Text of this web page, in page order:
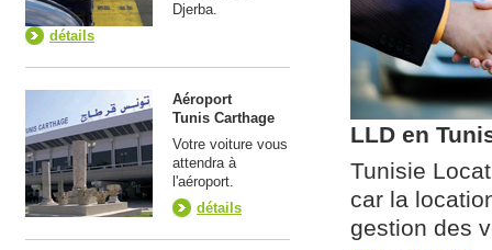
Djerba.
détails
Aéroport
Tunis Carthage
Votre voiture vous
attendra à
l'aéroport.
détails
LLD en
Tunisie
car la
gestion des